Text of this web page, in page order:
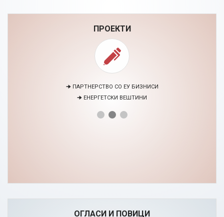
ПРОЕКТИ
🠊 ПАРТНЕРСТВО СО ЕУ БИЗНИСИ
🠊 ЕНЕРГЕТСКИ ВЕШТИНИ
ОГЛАСИ И ПОВИЦИ